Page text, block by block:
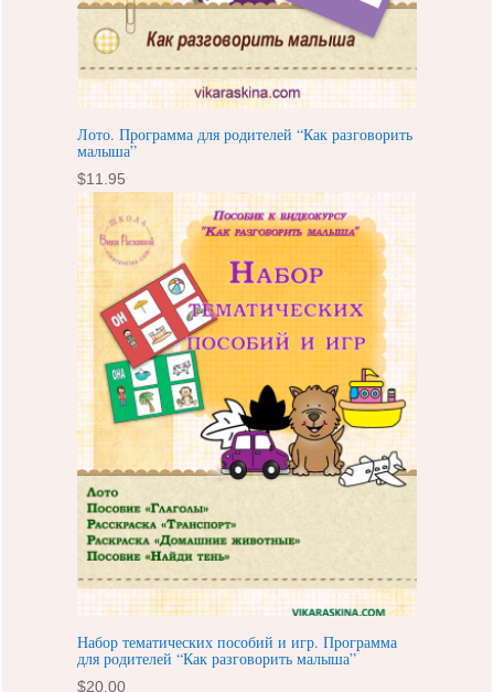
Лото. Программа для родителей “Как разговорить
малыша”
$11.95
Набор тематических пособий и игр. Программа
для родителей “Как разговорить малыша”
$20.00